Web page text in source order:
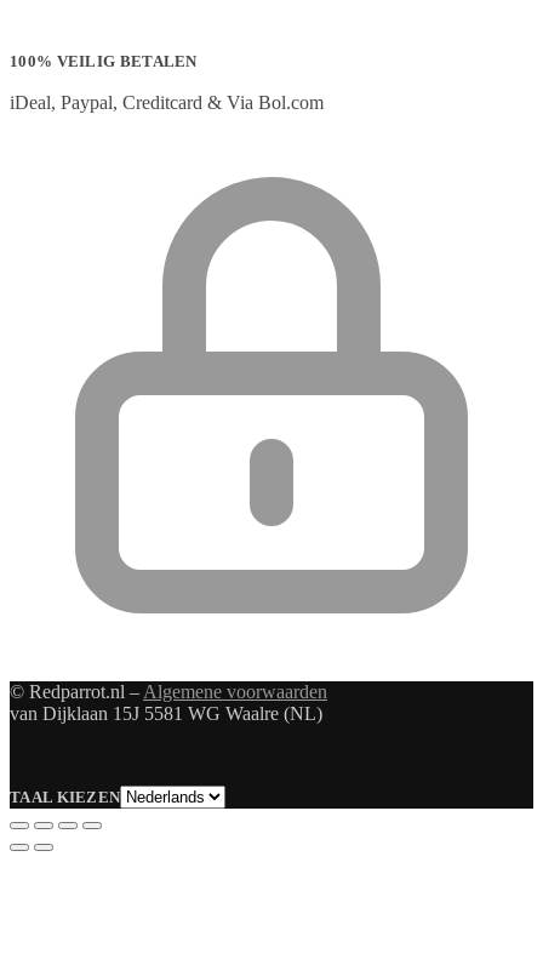
100% VEILIG BETALEN
iDeal, Paypal, Creditcard & Via Bol.com
© Redparrot.nl – Algemene voorwaarden
van Dijklaan 15J 5581 WG Waalre (NL)
TAAL KIEZENTaal